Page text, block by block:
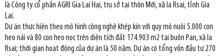
là Công ty cổ phần AGRI Gia Lai Hai, trụ sở tại thôn Mới, xã Ia Rsai, tỉnh Gia
Lai.
Dự án thực hiện theo mô hình công nghệ khép kín với quy mô nuôi 5.000 con
heo nái và 80 con heo nọc trên diện tích đất 174.903 m2 tại buôn Pan, xã Ia
Rsai; thời gian hoạt động của dự án là 50 năm. Dự án có tổng vốn đầu tư 270